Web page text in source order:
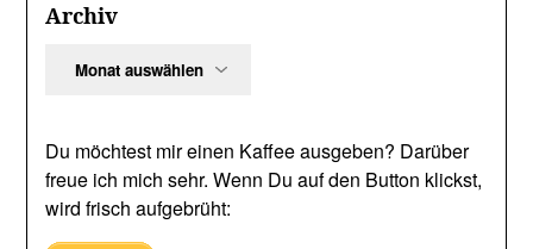
Archiv
Du möchtest mir einen Kaffee ausgeben? Darüber
freue ich mich sehr. Wenn Du auf den Button klickst,
wird frisch aufgebrüht: